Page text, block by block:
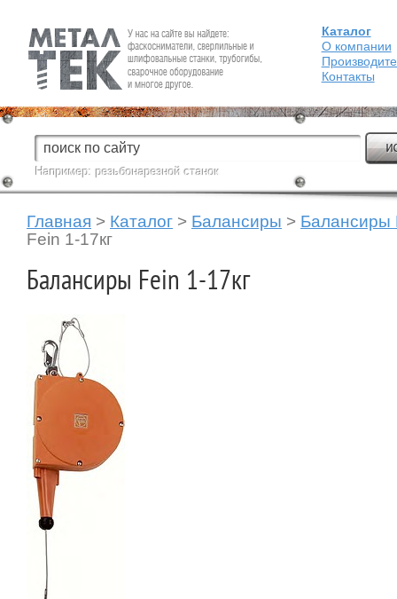
Fein — Профессиональный электроинструмент для обработки
металла.
Каталог
О компании
Контакты
Например:резьбонарезной станок
Главная > Каталог > Балансиры > Балансиры
Fein 1-17кг
Балансиры Fein 1-17кг